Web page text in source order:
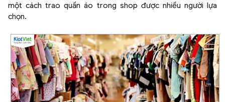
một cách trao quần áo trong shop được nhiều người lựa
chọn.